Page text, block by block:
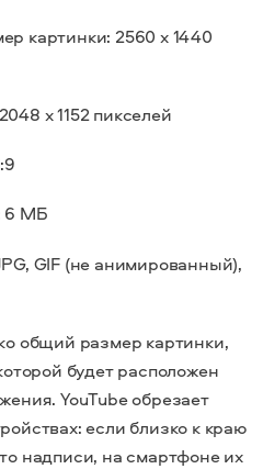
картинки: 2560 х 1440
х 1152 пикселей
6 МБ
GIF (не анимированный),
общий размер картинки,
будет расположен
YouTube обрезает
если близко к краю
надписи, на смартфоне их